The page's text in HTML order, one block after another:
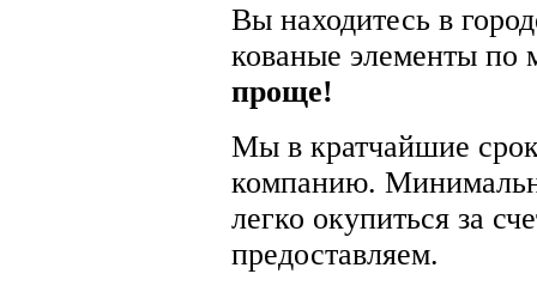
Вы находитесь в
кованые элементы по
проще!
Мы в кратчайшие
компанию.
легко окупиться за
предоставляем.